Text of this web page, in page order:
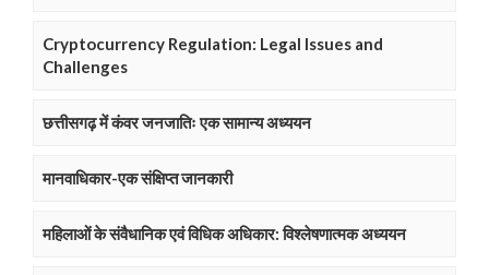
Cryptocurrency Regulation: Legal Issues and
Challenges
छत्तीसगढ़ में कंवर जनजातिः एक सामान्य अध्ययन
मानवाधिकार-एक संक्षिप्त जानकारी
महिलाओं के संवैधानिक एवं विधिक अधिकार: विश्लेषणात्मक अध्ययन